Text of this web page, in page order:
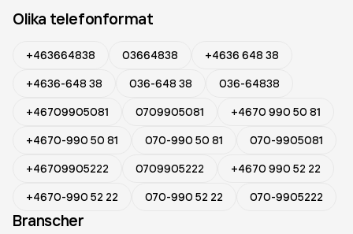
Olika telefonformat
+463664838 03664838
+4636 648 38
+4636-648 38
036-648 38
036-64838
+46709905081
0709905081
+4670 990 50 81
+4670-990 50 81
070-990 50 81
070-9905081
+46709905222
0709905222
+4670 990 52 22
+4670-990 52 22
070-990 52 22 070-9905222
Branscher